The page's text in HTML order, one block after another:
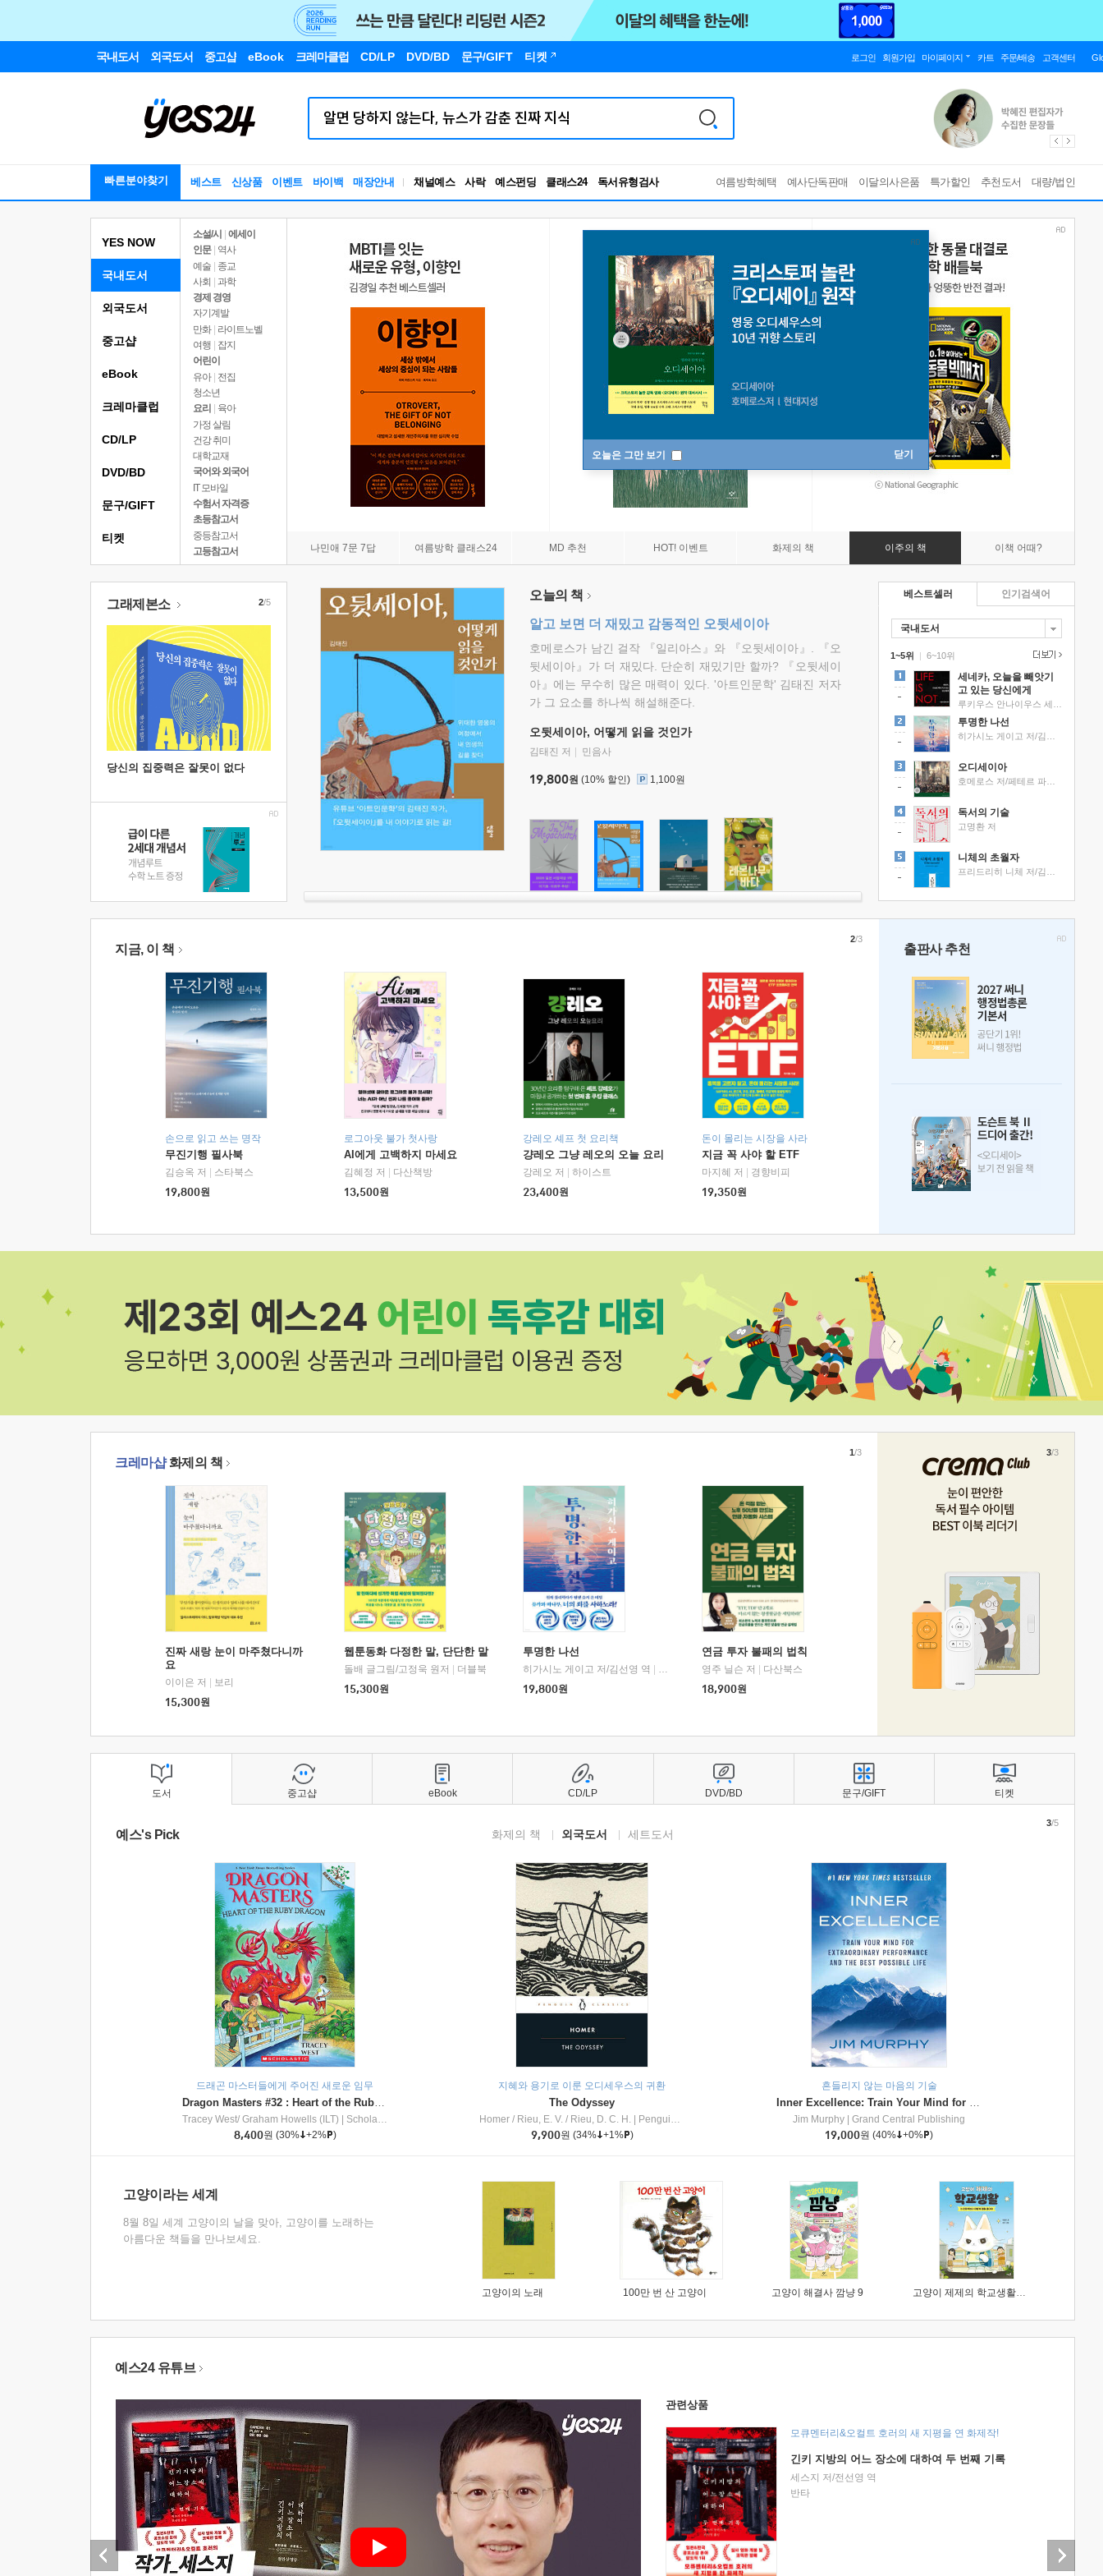
국내도서 외국도서 중고샵 eBook 크레마클럽 CD/LP DVD/BD 문구/GIFT 티켓 로그인 회원가입 마이페이지 카트 주문/배송 고객센터
빠른분야찾기 베스트 신상품 이벤트 바이백 매장안내 채널예스 사락 예스펀딩 클래스24
RBTI Lab
독서유형검사
여름방학혜택 예사단독판매 이달의사은품 특가할인 추천도서 대량/법인
오늘은 그만 보기 닫기
YES NOW
국내도서
소설/시
에세이
인문
역사
예술 | 종교
사회 | 과학
경제 경영
자기계발
만화 | 라이트노벨
여행
잡지
어린이
유아 | 전집
청소년
요리
육아
가정 살림
건강 취미
대학교재
국어와 외국어
IT 모바일
수험서 자격증
초등참고서
중등참고서
고등참고서
나민애 7문 7답 여름방학 클래스24 MD 추천 HOT! 이벤트 화제의 책 이주의 책 이책 어때?
외국도서
중고샵
eBook
크레마클럽
CD/LP
DVD/BD
문구/GIFT
티켓
그래제본소
당신의 집중력은 잘못이 없다
2/5 오늘의 책
알고 보면 더 재밌고 감동적인 오뒷세이아
호메로스가 남긴 걸작 『일리아스』와 『오뒷세이아』. 『오
뒷세이아』가 더 재밌다. 단순히 재밌기만 할까? 『오뒷세이
아』에는 무수히 많은 매력이 있다. '아트인문학' 김태진 저자
가 그 요소를 하나씩 해설해준다.
오뒷세이아, 어떻게 읽을 것인가
김태진 저 민음사
19,800원 (10% 할인) 1,100원
베스트셀러
국내도서
1~5위 |
세네카, 오늘을 빼앗기
고 있는 당신에게
투명한 나선
오디세이아
독서의 기술
고명환 저
니체의 초월자
6~10위
인기검색어
지금, 이 책
손으로 읽고 쓰는 명작
무진기행 필사북
김승옥 저
스타북스
19,800원
로그아웃 불가 첫사랑
AI에게 고백하지 마세요
김혜정 저
다산책방
13,500원
강레오 셰프 첫 요리책
걍레오 그냥 레오의 오늘 요리
강레오 저
하이스트
23,400원
돈이 몰리는 시장을 사라
지금 꼭 사야 할 ETF
마지혜 저
경향비피
19,350원
2/3
출판사 추천
크레마샵화제의 책
진짜 새랑 눈이 마주쳤다니까
요
이이은 저
보리
15,300원
웹툰동화 다정한 말, 단단한 말
돌배 글그림/고정욱 원저
더블북
15,300원
투명한 나선
히가시노 게이고 저/김선영 역
북다
19,800원
연금 투자 불패의 법칙
영주 닐슨 저
다산북스
18,900원
1/3 3/3
도서
예스's Pick 화제의 책 외국도서 세트도서
드래곤 마스터들에게 주어진 새로운 임무
Dragon Masters #32 : Heart of the Ruby Dragon (A Branches Book)
Tracey West/ Graham Howells (ILT)
Scholastic Inc
8,400원 (30% +2% )
지혜와 용기로 이룬 오디세우스의 귀환
The Odyssey
Homer / Rieu, E. V. / Rieu, D. C. H.
Penguin Group
9,900원 (34% +1% )
흔들리지 않는 마음의 기술
Inner Excellence: Train Your Mind for Extraordinary Performance and the Best Possible Life
Jim Murphy
Grand Central Publishing
19,000원 (40% +0% )
3/5
고양이라는 세계
8월 8일 세계 고양이의 날을 맞아, 고양이를 노래하는
아름다운 책들을 만나보세요.
고양이의 노래 100만 번 산 고양이 고양이 해결사 깜냥 9 고양이 제제의 학교생활 1 : 초등학생이 이렇게 힘들 줄이야
중고샵 eBook CD/LP DVD/BD 문구/GIFT 티켓
예스24 유튜브
관련상품
모큐멘터리&오컬트 호러의 새 지평을 연 화제작!
긴키 지방의 어느 장소에 대하여 두 번째 기록
세스지 저/전선영 역
반타